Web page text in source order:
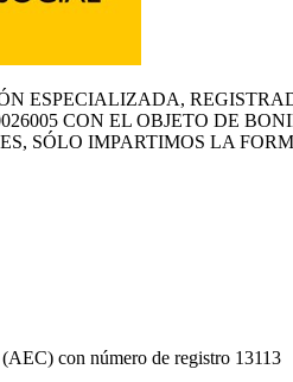
ESPECIALIZADA,
CON EL OBJETO DE
SÓLO IMPARTIMOS LA
con número de registro 13113